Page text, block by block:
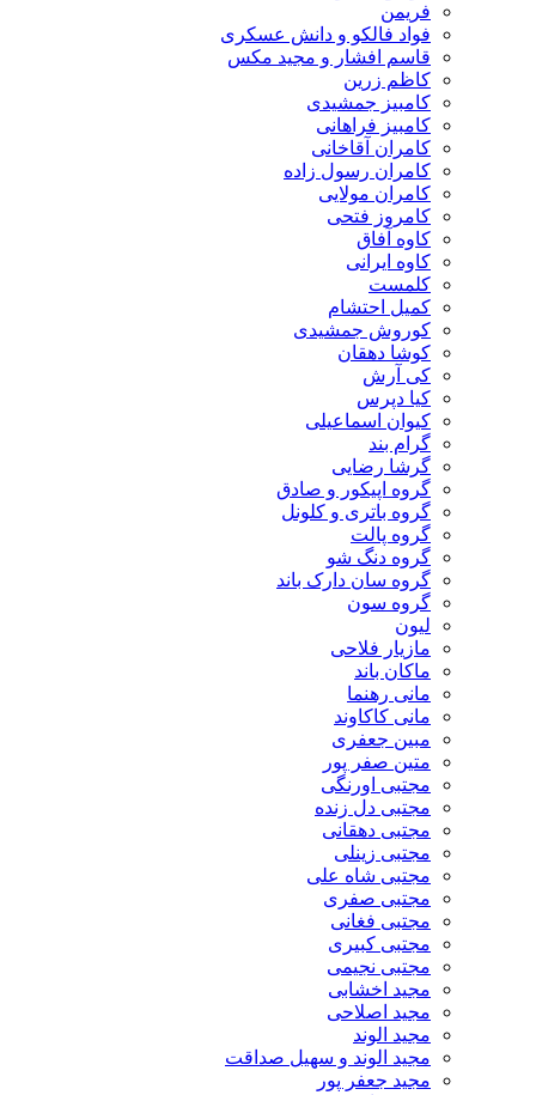
فواد فالکو و دانش عسکری
قاسم افشار و مجید مکس
کاظم زرین
کامبیز جمشیدی
کامبیز فراهانی
کامران آقاخانی
کامران رسول زاده
کامران مولایی
کامروز فتحی
کاوه آفاق
کاوه ایرانی
کلمست
کمیل احتشام
کوروش جمشیدی
کوشا دهقان
کی آرش
کیا دپرس
کیوان اسماعیلی
گرام بند
گرشا رضایی
گروه اپیکور و صادق
گروه باتری و کلونل
گروه پالت
گروه دنگ شو
گروه سان دارک باند
گروه سون
مازیار فلاحی
ماکان باند
مانی رهنما
مانی کاکاوند
مبین جعفری
متین صفر پور
مجتبی اورنگی
مجتبی دل زنده
مجتبی دهقانی
مجتبی زینلی
مجتبی شاه علی
مجتبی صفری
مجتبی فغانی
مجتبی کبیری
مجتبی نجیمی
مجید اخشابی
مجید اصلاحی
مجید الوند‎
مجید الوند و سهیل صداقت
مجید جعفر پور